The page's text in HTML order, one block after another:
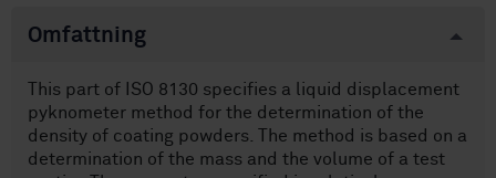
Omfattning
This part of ISO 8130 specifies a liquid displacement
pyknometer method for the determination of the
density of coating powders. The method is based on a
determination of the mass and the volume of a test